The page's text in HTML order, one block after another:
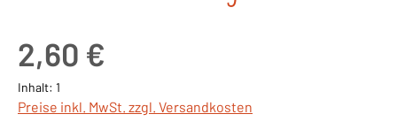
2,60 €
Inhalt: 1
Preise inkl. MwSt. zzgl. Versandkosten